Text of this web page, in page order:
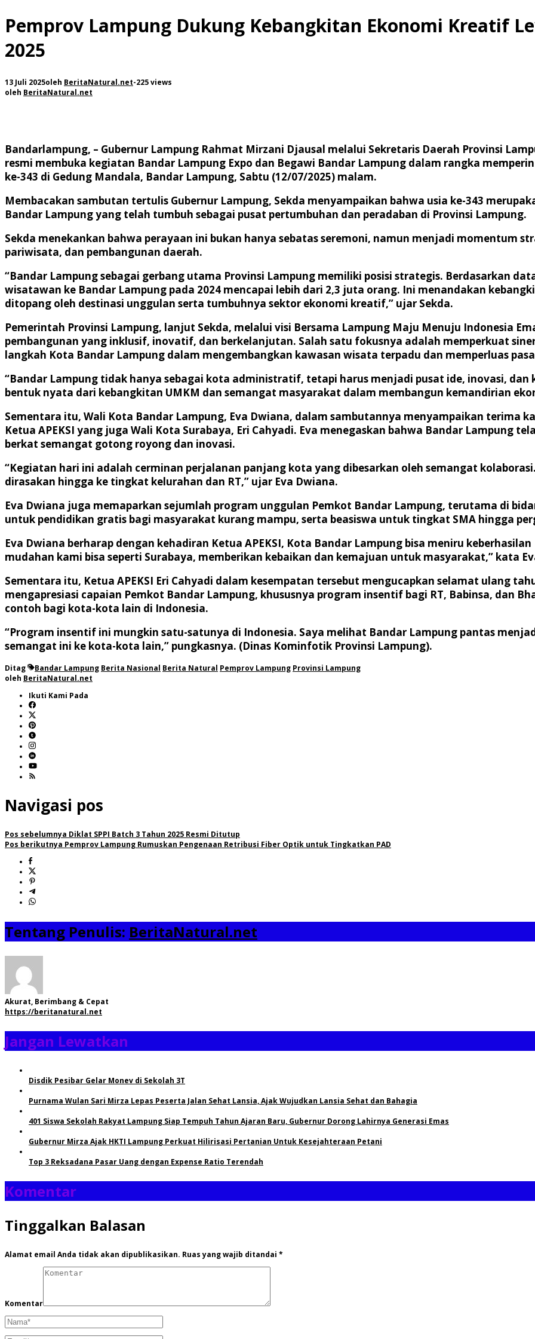
Pemprov Lampung Dukung Kebangkitan Ekonomi Kreatif
2025
13 Juli 2025oleh BeritaNatural.net-225 views
oleh BeritaNatural.net
Bandarlampung, – Gubernur Lampung Rahmat Mirzani Djausal melalui Sekretaris Daerah Provinsi
resmi membuka kegiatan Bandar Lampung Expo dan Begawi Bandar Lampung dalam rangka
ke-343 di Gedung Mandala, Bandar Lampung, Sabtu (12/07/2025) malam.
Membacakan sambutan tertulis Gubernur Lampung, Sekda menyampaikan bahwa usia ke-343
Bandar Lampung yang telah tumbuh sebagai pusat pertumbuhan dan peradaban di Provinsi Lampung.
Sekda menekankan bahwa perayaan ini bukan hanya sebatas seremoni, namun menjadi momentum
pariwisata, dan pembangunan daerah.
“Bandar Lampung sebagai gerbang utama Provinsi Lampung memiliki posisi strategis. Berdasarkan
wisatawan ke Bandar Lampung pada 2024 mencapai lebih dari 2,3 juta orang. Ini menandakan
ditopang oleh destinasi unggulan serta tumbuhnya sektor ekonomi kreatif,” ujar Sekda.
Pemerintah Provinsi Lampung, lanjut Sekda, melalui visi Bersama Lampung Maju Menuju Indonesia
pembangunan yang inklusif, inovatif, dan berkelanjutan. Salah satu fokusnya adalah memperkuat
langkah Kota Bandar Lampung dalam mengembangkan kawasan wisata terpadu dan memperluas
“Bandar Lampung tidak hanya sebagai kota administratif, tetapi harus menjadi pusat ide, inovasi, dan
bentuk nyata dari kebangkitan UMKM dan semangat masyarakat dalam membangun kemandirian
Sementara itu, Wali Kota Bandar Lampung, Eva Dwiana, dalam sambutannya menyampaikan terima
Ketua APEKSI yang juga Wali Kota Surabaya, Eri Cahyadi. Eva menegaskan bahwa Bandar Lampung
berkat semangat gotong royong dan inovasi.
“Kegiatan hari ini adalah cerminan perjalanan panjang kota yang dibesarkan oleh semangat
dirasakan hingga ke tingkat kelurahan dan RT,” ujar Eva Dwiana.
Eva Dwiana juga memaparkan sejumlah program unggulan Pemkot Bandar Lampung, terutama di
untuk pendidikan gratis bagi masyarakat kurang mampu, serta beasiswa untuk tingkat SMA hingga
Eva Dwiana berharap dengan kehadiran Ketua APEKSI, Kota Bandar Lampung bisa meniru
mudahan kami bisa seperti Surabaya, memberikan kebaikan dan kemajuan untuk masyarakat,” kata
Sementara itu, Ketua APEKSI Eri Cahyadi dalam kesempatan tersebut mengucapkan selamat ulang
mengapresiasi capaian Pemkot Bandar Lampung, khususnya program insentif bagi RT, Babinsa, dan
contoh bagi kota-kota lain di Indonesia.
“Program insentif ini mungkin satu-satunya di Indonesia. Saya melihat Bandar Lampung pantas
semangat ini ke kota-kota lain,” pungkasnya. (Dinas Kominfotik Provinsi Lampung).
Ditag Bandar Lampung Berita Nasional Berita Natural Pemprov Lampung Provinsi Lampung
oleh BeritaNatural.net
Ikuti Kami Pada
Navigasi pos
Pos sebelumnya Diklat SPPI Batch 3 Tahun 2025 Resmi Ditutup
Pos berikutnya Pemprov Lampung Rumuskan Pengenaan Retribusi Fiber Optik untuk Tingkatkan PAD
Tentang Penulis: BeritaNatural.net
Akurat, Berimbang & Cepat
https://beritanatural.net
Jangan Lewatkan
Disdik Pesibar Gelar Monev di Sekolah 3T
Purnama Wulan Sari Mirza Lepas Peserta Jalan Sehat Lansia, Ajak Wujudkan Lansia Sehat dan Bahagia
401 Siswa Sekolah Rakyat Lampung Siap Tempuh Tahun Ajaran Baru, Gubernur Dorong Lahirnya Generasi Emas
Gubernur Mirza Ajak HKTI Lampung Perkuat Hilirisasi Pertanian Untuk Kesejahteraan Petani
Top 3 Reksadana Pasar Uang dengan Expense Ratio Terendah
Komentar
Tinggalkan Balasan
Alamat email Anda tidak akan dipublikasikan. Ruas yang wajib ditandai *
Komentar